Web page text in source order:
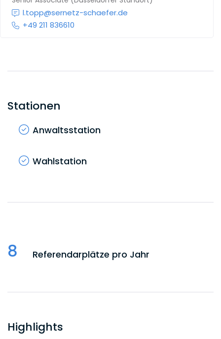
l.topp@sernetz-schaefer.de
+49 211 836610
Stationen
Anwaltsstation
Wahlstation
8 Referendarplätze pro Jahr
Highlights